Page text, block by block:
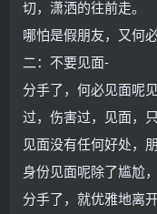
切，潇洒的往前走。
哪怕是假朋友，又何
二：不要见面-
分手了，何必见面呢
过，伤害过，见面，
见面没有任何好处，
身份见面呢除了尴尬
分手了，就优雅地离